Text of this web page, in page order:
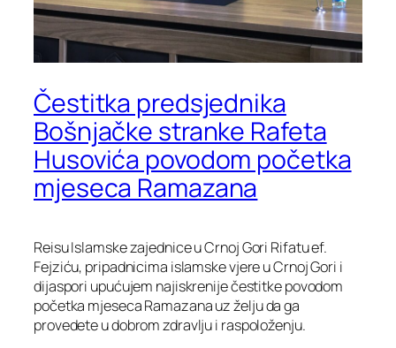
Čestitka predsjednika
Bošnjačke stranke Rafeta
Husovića povodom početka
mjeseca Ramazana
Reisu Islamske zajednice u Crnoj Gori Rifatu ef.
Fejziću, pripadnicima islamske vjere u Crnoj Gori i
dijaspori upućujem najiskrenije čestitke povodom
početka mjeseca Ramazana uz želju da ga
provedete u dobrom zdravlju i raspoloženju.